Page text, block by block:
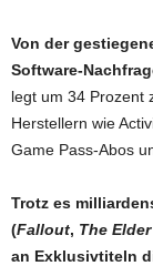
Von der
Software-
legt um 34 Prozent
Herstellern wie
Game Pass-Abos
Trotz es
(Fallout, The
an Exklusivtiteln